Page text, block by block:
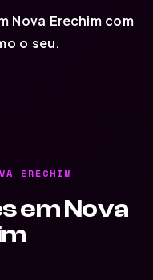
Nova Erechim com
o seu.
ERECHIM
em Nova